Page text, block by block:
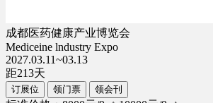
成都医药健康产业博览会
Mediceine lndustry Expo
2027.03.11~03.13
距213天
订展位 领门票 领会刊